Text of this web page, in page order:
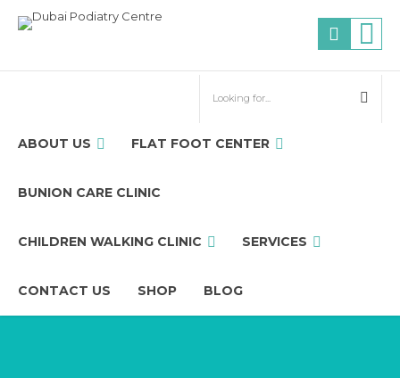
ABOUT US FLAT FOOT CENTER
BUNION CARE CLINIC
CHILDREN WALKING CLINIC SERVICES
CONTACT US SHOP BLOG